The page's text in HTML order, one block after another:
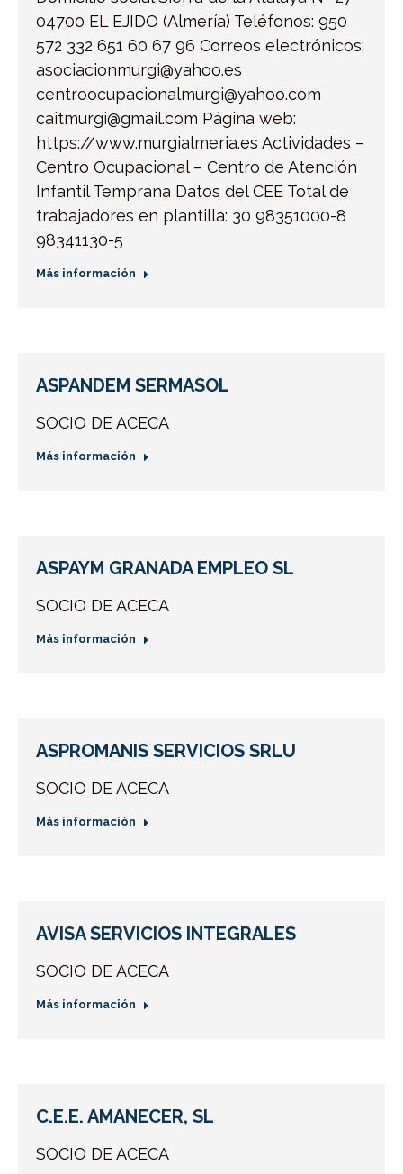
04700 EL EJIDO (Almería) Teléfonos: 950
572 332 651 60 67 96 Correos electrónicos:
asociacionmurgi@yahoo.es
centroocupacionalmurgi@yahoo.com
caitmurgi@gmail.com Página web:
https://www.murgialmeria.es Actividades –
Centro Ocupacional – Centro de Atención
Infantil Temprana Datos del CEE Total de
trabajadores en plantilla: 30 98351000-8
98341130-5
Más información
ASPANDEM SERMASOL
SOCIO DE ACECA
Más información
ASPAYM GRANADA EMPLEO SL
SOCIO DE ACECA
Más información
ASPROMANIS SERVICIOS SRLU
SOCIO DE ACECA
Más información
AVISA SERVICIOS INTEGRALES
SOCIO DE ACECA
Más información
C.E.E. AMANECER, SL
SOCIO DE ACECA